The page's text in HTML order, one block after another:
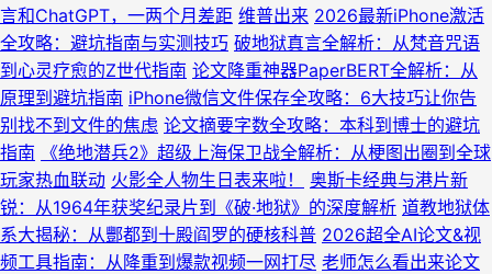
言和ChatGPT，一两个月差距 维普出来 2026最新iPhone激活
全攻略：避坑指南与实测技巧 破地狱真言全解析：从梵音咒语
到心灵疗愈的Z世代指南 论文降重神器PaperBERT全解析：从
原理到避坑指南 iPhone微信文件保存全攻略：6大技巧让你告
别找不到文件的焦虑 论文摘要字数全攻略：本科到博士的避坑
指南
《绝地潜兵2》超级上海保卫战全解析：从梗图出圈到全球
玩家热血联动 火影全人物生日表来啦！
奥斯卡经典与港片新
锐：从1964年获奖纪录片到《破·地狱》的深度解析 道教地狱体
系大揭秘：从酆都到十殿阎罗的硬核科普 2026超全AI论文&视
频工具指南：从降重到爆款视频一网打尽 老师怎么看出来论文